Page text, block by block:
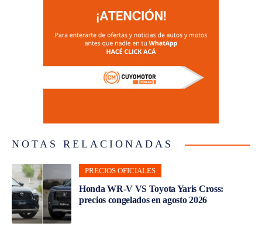
NOTAS RELACIONADAS
PRECIOS OFICIALES
Honda WR-V VS Toyota Yaris Cross:
precios congelados en agosto 2026